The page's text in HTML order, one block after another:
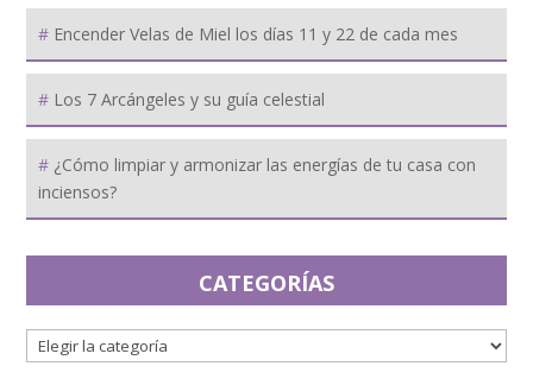
Encender Velas de Miel los días 11 y 22 de cada mes
Los 7 Arcángeles y su guía celestial
¿Cómo limpiar y armonizar las energías de tu casa con
inciensos?
CATEGORÍAS